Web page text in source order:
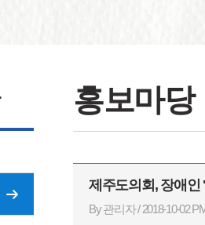
홍보마당
제주도의회, 장애인
By 관리자 / 2018-10-02